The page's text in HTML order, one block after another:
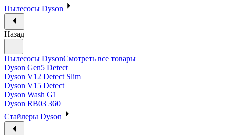
Пылесосы Dyson
Назад
Пылесосы DysonСмотреть все товары
Dyson Gen5 Detect
Dyson V12 Detect Slim
Dyson V15 Detect
Dyson Wash G1
Dyson RB03 360
Стайлеры Dyson